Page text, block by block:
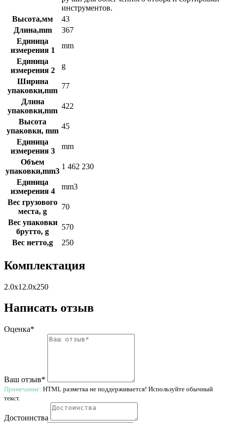
инструментов.
Высота,мм
43
Длина,mm
367
Единица
измерения 1
mm
Единица
измерения 2
g
Ширина
упаковки,mm
77
Длина
упаковки,mm
422
Высота
упаковки, mm
45
Единица
измерения 3
mm
Объем
упаковки,mm3
1 462 230
Единица
измерения 4
mm3
Вес грузового
места, g
70
Вес упаковки
брутто, g
570
Вес нетто,g
250
Комплектация
2.0x12.0x250
Написать отзыв
Оценка*
Ваш отзыв*
Примечание: HTML разметка не поддерживается! Используйте обычный
текст.
Достоинства